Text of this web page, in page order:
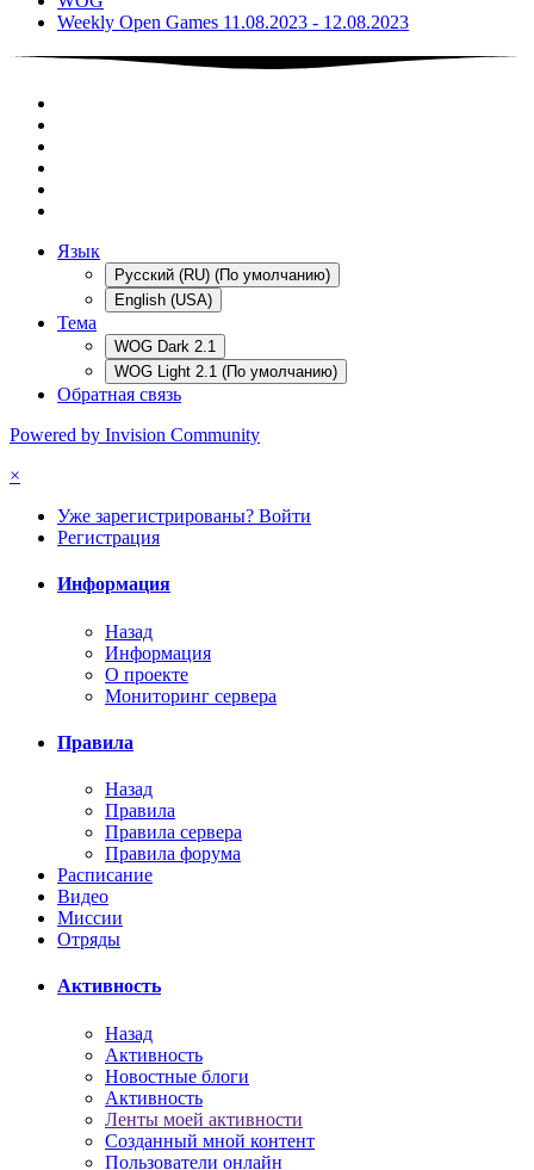
Weekly Open Games 11.08.2023 - 12.08.2023
Язык
Русский (RU) (По умолчанию)
English (USA)
Тема
WOG Dark 2.1
WOG Light 2.1 (По умолчанию)
Обратная связь
Powered by Invision Community
×
Уже зарегистрированы? Войти
Регистрация
Информация
Назад
Информация
О проекте
Мониторинг сервера
Правила
Назад
Правила
Правила сервера
Правила форума
Расписание
Видео
Миссии
Отряды
Активность
Назад
Активность
Новостные блоги
Активность
Ленты моей активности
Созданный мной контент
Пользователи онлайн